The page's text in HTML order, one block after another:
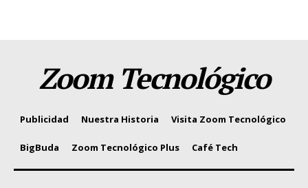
Zoom Tecnológico
Publicidad Nuestra Historia Visita Zoom Tecnológico
BigBuda Zoom Tecnológico Plus Café Tech